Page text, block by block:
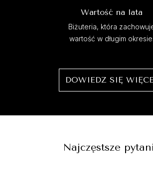
Wartość na lata
Biżuteria, która
wartość w długim okresie.
DOWIEDZ SIĘ
Najczęstsze